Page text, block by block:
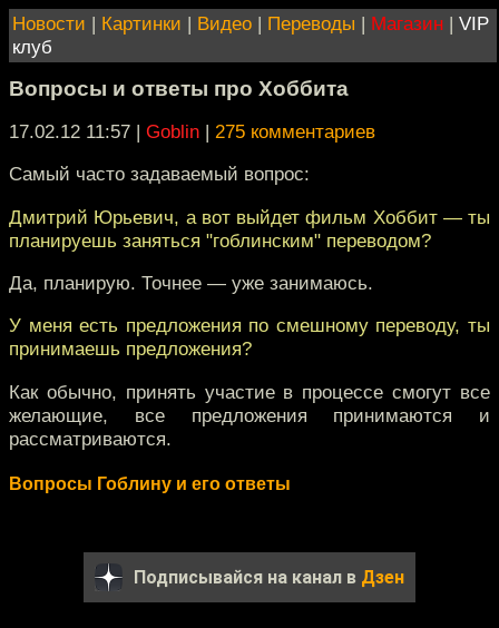
Новости | Картинки | Видео | Переводы | Магазин | VIP
клуб
Вопросы и ответы про Хоббита
17.02.12 11:57 | Goblin | 275 комментариев
Самый часто задаваемый вопрос:
Дмитрий Юрьевич, а вот выйдет фильм Хоббит — ты
планируешь заняться "гоблинским" переводом?
Да, планирую. Точнее — уже занимаюсь.
У меня есть предложения по смешному переводу, ты
принимаешь предложения?
Как обычно, принять участие в процессе смогут все
желающие, все предложения принимаются и
рассматриваются.
Вопросы Гоблину и его ответы
Подписывайся на канал в Дзен